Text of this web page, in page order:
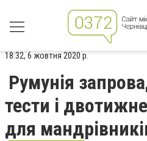
18:32, 6 жовтня 2020 р.
Румунія
тести і
для